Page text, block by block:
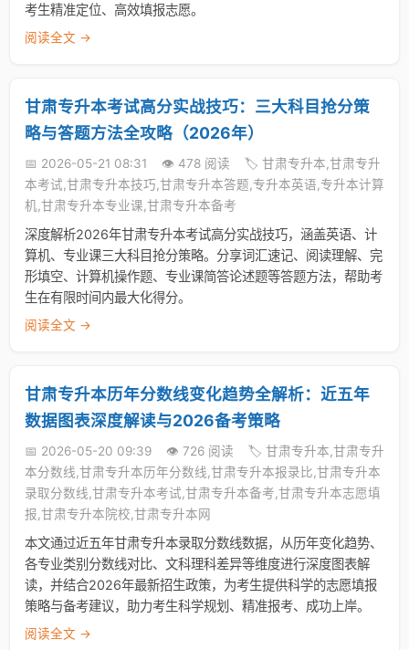
考生精准定位、高效填报志愿。
阅读全文 →
甘肃专升本考试高分实战技巧：三大科目抢分策
略与答题方法全攻略（2026年）
📅 2026-05-21 08:31 👁️ 478 阅读
🏷️ 甘肃专升本,甘肃专升
本考试,甘肃专升本技巧,甘肃专升本答题,专升本英语,专升本计算
机,甘肃专升本专业课,甘肃专升本备考
深度解析2026年甘肃专升本考试高分实战技巧，涵盖英语、计
算机、专业课三大科目抢分策略。分享词汇速记、阅读理解、完
形填空、计算机操作题、专业课简答论述题等答题方法，帮助考
生在有限时间内最大化得分。
阅读全文 →
甘肃专升本历年分数线变化趋势全解析：近五年
数据图表深度解读与2026备考策略
📅 2026-05-20 09:39 👁️ 726 阅读
🏷️ 甘肃专升本,甘肃专升
本分数线,甘肃专升本历年分数线,甘肃专升本报录比,甘肃专升本
录取分数线,甘肃专升本考试,甘肃专升本备考,甘肃专升本志愿填
报,甘肃专升本院校,甘肃专升本网
本文通过近五年甘肃专升本录取分数线数据，从历年变化趋势、
各专业类别分数线对比、文科理科差异等维度进行深度图表解
读，并结合2026年最新招生政策，为考生提供科学的志愿填报
策略与备考建议，助力考生科学规划、精准报考、成功上岸。
阅读全文 →